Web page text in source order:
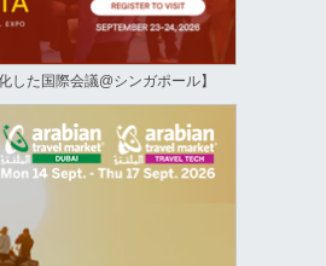
した国際会議@シンガポール】